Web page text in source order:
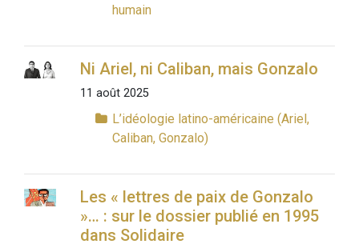
humain
Ni Ariel, ni Caliban, mais Gonzalo
11 août 2025
L’idéologie latino-américaine (Ariel,
Caliban, Gonzalo)
Les « lettres de paix de Gonzalo
»… : sur le dossier publié en 1995
dans Solidaire